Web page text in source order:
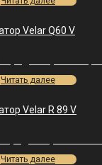
Читать далее
Читать далее